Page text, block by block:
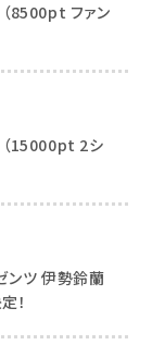
8500pt ファン
（15000pt 2シ
ンツ 伊勢鈴蘭
！